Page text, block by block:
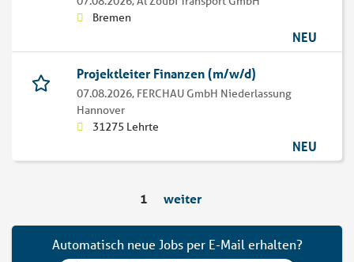
Bremen
NEU
Projektleiter Finanzen (m/w/d)
07.08.2026, FERCHAU GmbH Niederlassung
Hannover
31275 Lehrte
NEU
1 weiter
Automatisch neue Jobs per E-Mail erhalten?